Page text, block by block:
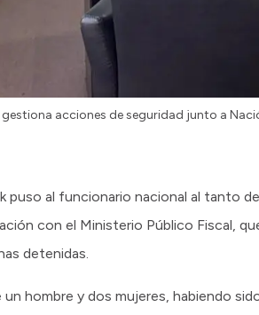
gestiona acciones de seguridad junto a
puso al funcionario nacional al tanto
con el Ministerio Público Fiscal,
detenidas.
un hombre y dos mujeres, habiendo